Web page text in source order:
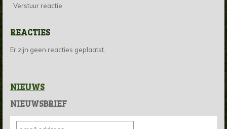
Verstuur reactie
REACTIES
Er zijn geen reacties geplaatst.
NIEUWS
NIEUWSBRIEF